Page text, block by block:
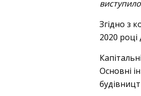
Згідно з
2020
Основні